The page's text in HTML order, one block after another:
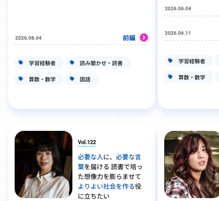
2026.08.04 前編
学習経験者 読み聞かせ・読書
算数・数学 国語
Vol.122
必要な人に、 必要な言
葉を届ける 読書で培っ
た想像力を膨らませて
よりよい社会を作る役
に立ちたい
2026.06.04
2026.06.11
学習経験者
算数・数学